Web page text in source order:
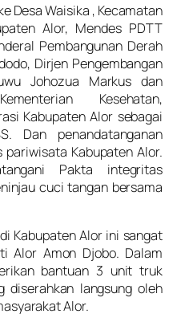
Desa Waisika , Kecamatan
Alor, Mendes PDTT
Pembangunan Derah
Dirjen Pengembangan
Johozua Markus dan
Kesehatan,
Kabupaten Alor sebagai
Dan penandatanganan
Kabupaten Alor.
Pakta integritas
cuci tangan bersama
Kabupaten Alor ini sangat
Alor Amon Djobo. Dalam
bantuan 3 unit truk
diserahkan langsung oleh
Alor.